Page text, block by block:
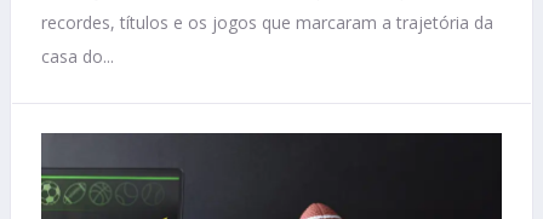
recordes, títulos e os jogos que marcaram a trajetória da
casa do...